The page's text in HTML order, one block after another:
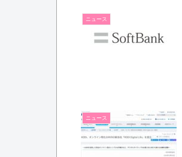
ニュース
ニュース